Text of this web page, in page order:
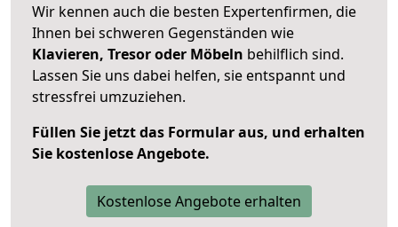
Wir kennen auch die besten Expertenfirmen, die
Ihnen bei schweren Gegenständen wie
Klavieren, Tresor oder Möbeln behilflich sind.
Lassen Sie uns dabei helfen, sie entspannt und
stressfrei umzuziehen.
Füllen Sie jetzt das Formular aus, und erhalten
Sie kostenlose Angebote.
Kostenlose Angebote erhalten